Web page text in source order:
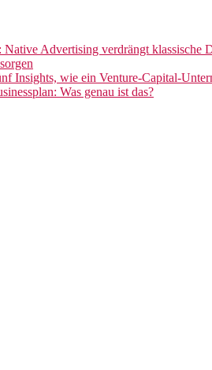
Native Advertising verdrängt klassische
Insights, wie ein Venture-Capital-
Was genau ist das?